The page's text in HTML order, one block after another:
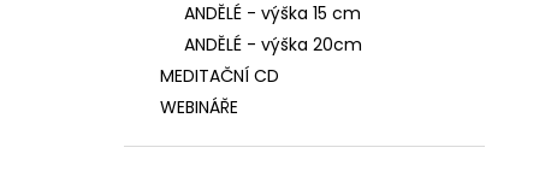
ANDĚLÉ - výška 15 cm
ANDĚLÉ - výška 20cm
MEDITAČNÍ CD
WEBINÁŘE